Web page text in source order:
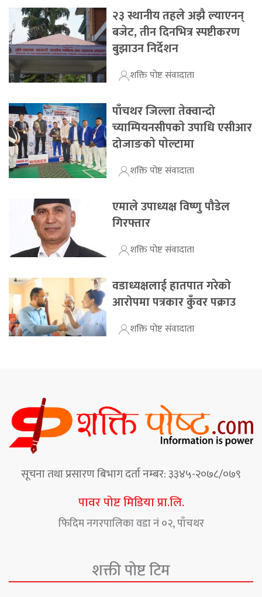
२३ स्थानीय तहले अझै ल्याएनन्
बजेट, तीन दिनभित्र स्पष्टीकरण
बुझाउन निर्देशन
शक्ति पोष्ट संवादाता
पाँचथर जिल्ला तेक्वान्दो
च्याम्पियनसीपकाे उपाधि एसीआर
दोजाङकाे पाेल्टामा
शक्ति पोष्ट संवादाता
एमाले उपाध्यक्ष विष्णु पौडेल
गिरफ्तार
शक्ति पोष्ट संवादाता
वडाध्यक्षलाई हातपात गरेको
आरोपमा पत्रकार कुँवर पक्राउ
शक्ति पोष्ट संवादाता
सूचना तथा प्रसारण बिभाग दर्ता नम्बर: ३३४५-२०७८/०७९
पावर पोष्ट मिडिया प्रा.लि.
फिदिम नगरपालिका वडा नं ०२, पाँचथर
शक्ती पोष्ट टिम